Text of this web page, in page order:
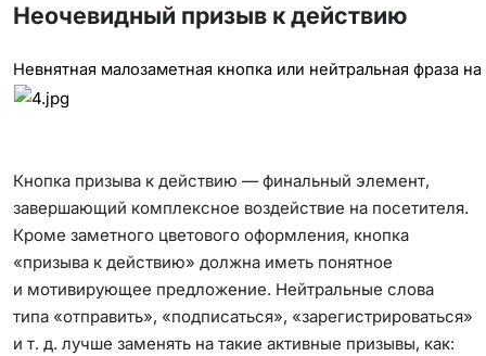
Неочевидный призыв к действию
Невнятная малозаметная кнопка или нейтральная фраза
Кнопка призыва к действию — финальный элемент,
завершающий комплексное воздействие на посетителя.
Кроме заметного цветового оформления, кнопка
«призыва к действию» должна иметь понятное
и мотивирующее предложение. Нейтральные слова
типа «отправить», «подписаться», «зарегистрироваться»
и т. д. лучше заменять на такие активные призывы, как: